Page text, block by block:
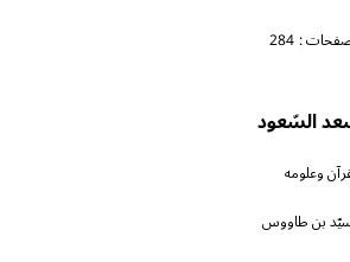
:
284
السّعود
وعلومه
بن طاووس